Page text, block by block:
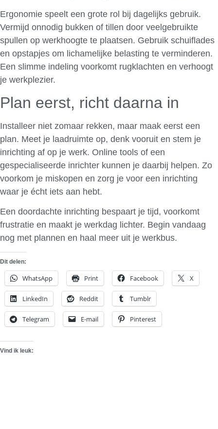
Ergonomie speelt een grote rol bij dagelijks gebruik.
Vermijd onnodig bukken of tillen door veelgebruikte
spullen op werkhoogte te plaatsen. Gebruik schuiflades
en opstapjes om lichamelijke belasting te verminderen.
Een slimme indeling voorkomt rugklachten en verhoogt
je werkplezier.
Plan eerst, richt daarna in
Installeer niet zomaar rekken, maar maak eerst een
plan. Meet je laadruimte op, denk vooruit en stem je
inrichting af op je werk. Online tools of een
gespecialiseerde inrichter kunnen je daarbij helpen. Zo
voorkom je miskopen en zorg je voor een inrichting
waar je écht iets aan hebt.
Een doordachte inrichting bespaart je tijd, voorkomt
frustratie en maakt je werkdag lichter. Begin vandaag
nog met plannen en haal meer uit je werkbus.
Dit delen:
WhatsApp Print Facebook X
LinkedIn Reddit Tumblr
Telegram E-mail Pinterest
Vind ik leuk: